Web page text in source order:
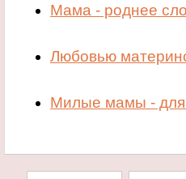
Мама - роднее
Любовью
Милые мамы -